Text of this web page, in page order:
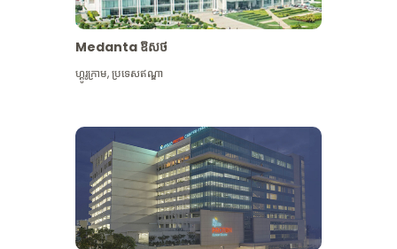
Medanta ឱសថ
ហ្គូរូក្រាម,ប្រទេសឥណ្ឌា